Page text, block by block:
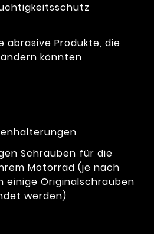
abrasive Produkte, die
könnten
Schrauben für die
Motorrad (je nach
einige Originalschrauben
werden)